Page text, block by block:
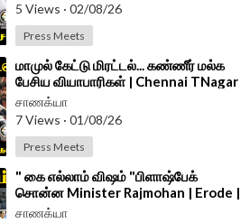
5 Views · 02/08/26
Press Meets
⁣மாமுல் கேட்டு மிரட்டல்... கண்ணீர் மல்க
பேசிய வியாபாரிகள் | Chennai TNagar
| TVK | VCK
சாணக்யா
7 Views · 01/08/26
Press Meets
⁣" கை எல்லாம் விஷம் "பிளாஷ்பேக்
சொன்ன Minister Rajmohan | Erode |
TVK Government | CM Vijay
சாணக்யா